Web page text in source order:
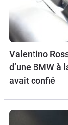
Valentino
d’une BMW à
avait confié